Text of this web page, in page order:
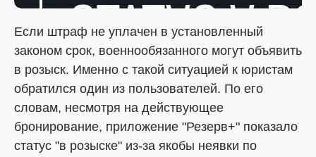
Если штраф не уплачен в установленный
законом срок, военнообязанного могут объявить
в розыск. Именно с такой ситуацией к юристам
обратился один из пользователей. По его
словам, несмотря на действующее
бронирование, приложение "Резерв+" показало
статус "в розыске" из-за якобы неявки по